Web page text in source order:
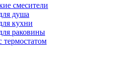
смесители
душа
кухни
раковины
термостатом